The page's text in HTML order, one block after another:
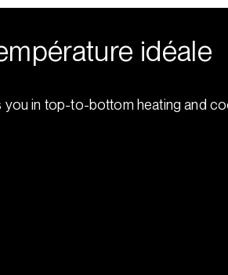
idéale
in top-to-bottom heating and